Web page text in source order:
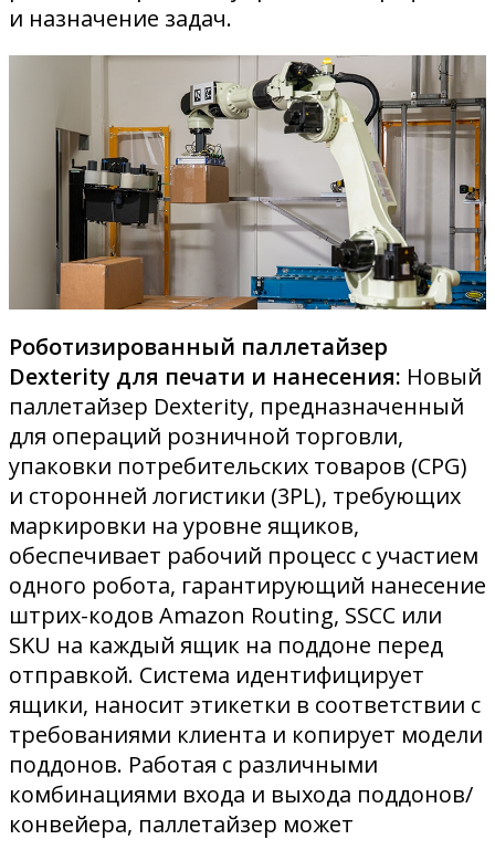
и назначение задач.
Роботизированный паллетайзер
Dexterity для печати и нанесения: Новый
паллетайзер Dexterity, предназначенный
для операций розничной торговли,
упаковки потребительских товаров (CPG)
и сторонней логистики (3PL), требующих
маркировки на уровне ящиков,
обеспечивает рабочий процесс с участием
одного робота, гарантирующий нанесение
штрих-кодов Amazon Routing, SSCC или
SKU на каждый ящик на поддоне перед
отправкой. Система идентифицирует
ящики, наносит этикетки в соответствии с
требованиями клиента и копирует модели
поддонов. Работая с различными
комбинациями входа и выхода поддонов/
конвейера, паллетайзер может